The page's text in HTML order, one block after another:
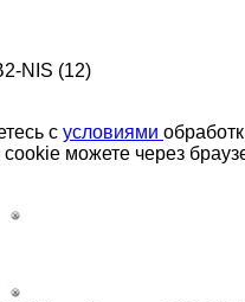
NIS (12)
с условиями
cookie можете через